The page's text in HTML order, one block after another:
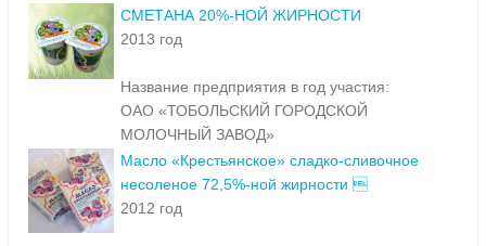
СМЕТАНА 20%-НОЙ ЖИРНОСТИ
2013 год
Название предприятия в год участия:
ОАО «ТОБОЛЬСКИЙ ГОРОДСКОЙ
МОЛОЧНЫЙ ЗАВОД»
Масло «Крестьянское» сладко-сливочное
несоленое 72,5%-ной жирности 
2012 год